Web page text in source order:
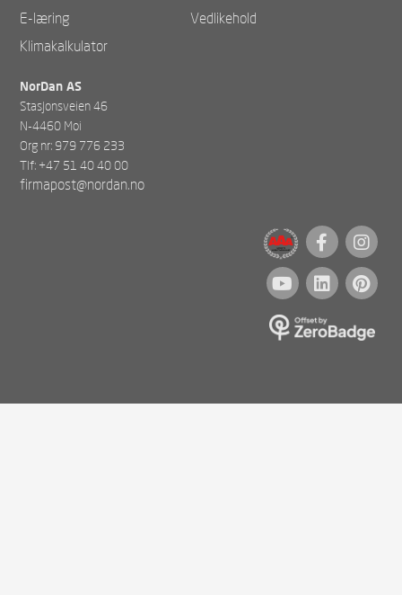
E-læring
Vedlikehold
Klimakalkulator
NorDan AS
Stasjonsveien 46
N-4460 Moi
Org nr: 979 776 233
Tlf: +47 51 40 40 00
firmapost@nordan.no